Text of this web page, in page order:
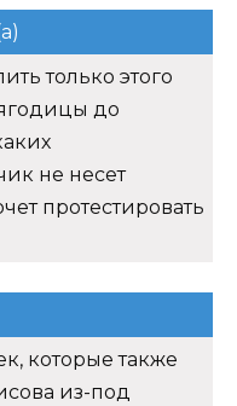
только этого
до
не несет
протестировать
которые также
из-под